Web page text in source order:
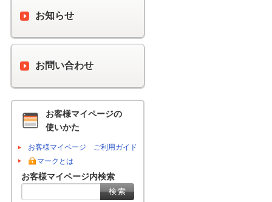
お知らせ
お問い合わせ
お客様マイページの
使いかた
お客様マイページ ご利用ガイド
マークとは
お客様マイページ内検索